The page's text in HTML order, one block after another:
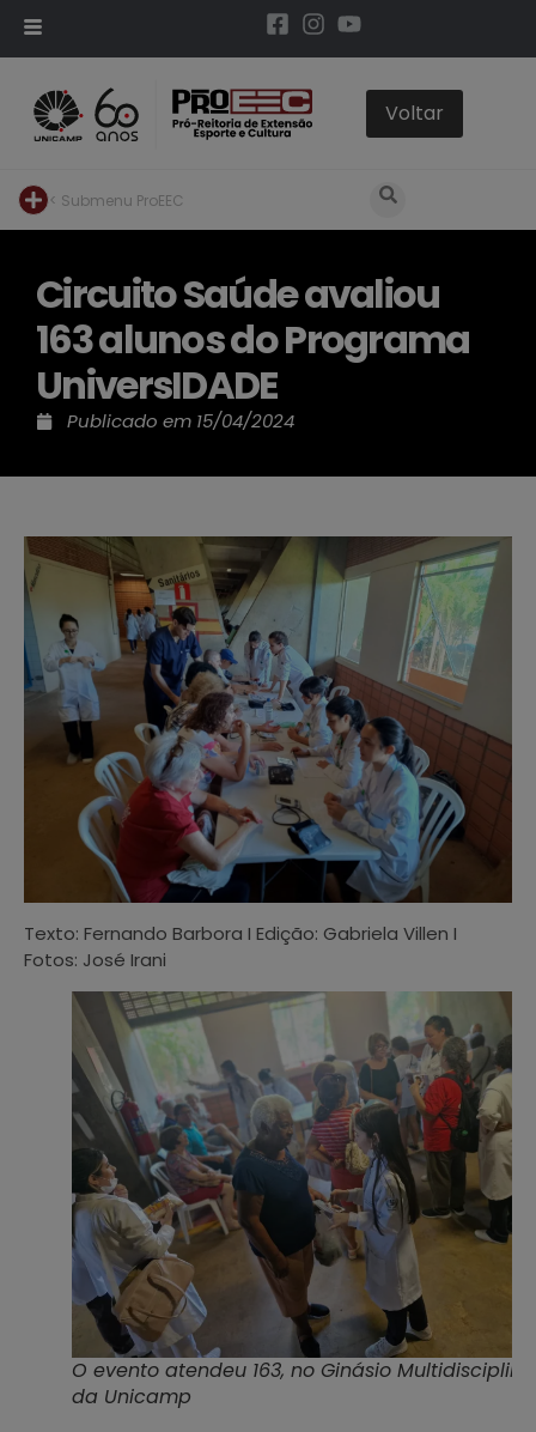
< Submenu ProEEC
Circuito Saúde avaliou
163 alunos do Programa
UniversIDADE
Publicado em 15/04/2024
Texto: Fernando Barbora I Edição: Gabriela Villen I
Fotos: José Irani
O evento atendeu 163, no Ginásio
da Unicamp